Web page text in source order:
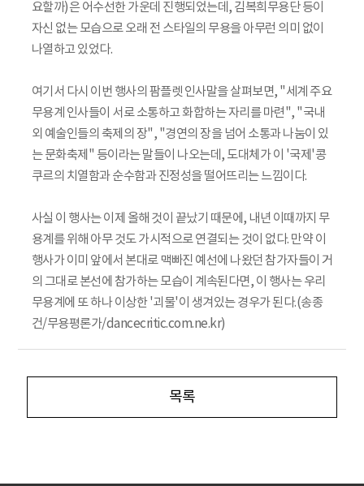
요할까)은 어수선한 가운데 진행되었는데, 김복희무용단 등이
자신 없는 모습으로 오래 전 스타일의 무용을 아무런 의미 없이
나열하고 있었다.
여기서 다시 이번 행사의 팜플렛 인사말을 살펴보면, "세계 주요
무용계 인사들이 서로 소통하고 화합하는 자리를 마련", "국내
외 예술인들의 축제의 장", "경연의 장을 넘어 소통과 나눔이 있
는 문화축제" 등이라는 말들이 나오는데, 도대체가 이 '국제'콩
쿠르의 치열함과 순수함과 진정성을 떨어뜨리는 느낌이다.
사실 이 행사는 이제 올해 것이 끝났기 때문에, 내년 이때까지 무
용계를 위해 아무 것도 가시적으로 연결되는 것이 없다. 만약 이
행사가 이미 앞에서 본대로 맥빠진 예선에 나왔던 참가자들이 거
의 그대로 본선에 참가하는 모습이 계속된다면, 이 행사는 우리
무용계에 또 하나 이상한 '괴물'이 생겨있는 경우가 된다.(송종
건/무용평론가/dancecritic.com.ne.kr)
목록